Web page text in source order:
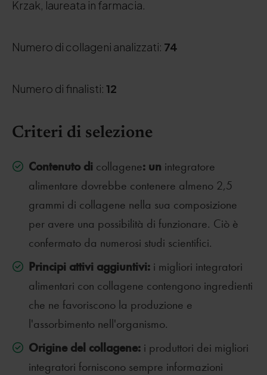
Krzak, laureata in farmacia.
Numero di collageni analizzati: 74
Numero di finalisti: 12
Criteri di selezione
Contenuto di collagene: un integratore
alimentare dovrebbe contenere almeno 2,5
grammi di collagene nella sua composizione
per avere una possibilità di funzionare. Ciò è
confermato da numerosi studi scientifici.
Principi attivi aggiuntivi: i migliori integratori
alimentari con collagene contengono ingredienti
che ne favoriscono la produzione e
l'assorbimento nell'organismo.
Origine del collagene: i produttori dei migliori
integratori forniscono sempre informazioni